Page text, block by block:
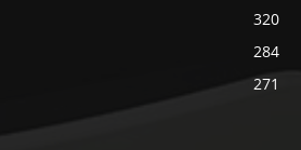
320
284
271